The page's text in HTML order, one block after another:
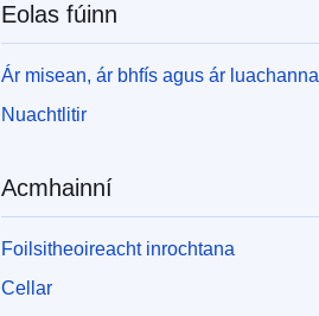
Eolas fúinn
Ár misean, ár bhfís agus ár luachanna
Nuachtlitir
Acmhainní
Foilsitheoireacht inrochtana
Cellar